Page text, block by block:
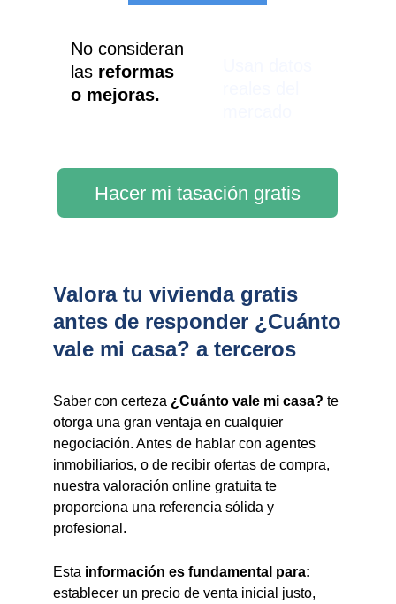
Hacer mi tasación gratis
No consideran
las reformas
o mejoras.
Valora tu vivienda gratis
antes de responder ¿Cuánto
vale mi casa? a terceros
Saber con certeza ¿Cuánto vale mi casa? te
otorga una gran ventaja en cualquier
negociación. Antes de hablar con agentes
inmobiliarios, o de recibir ofertas de compra,
nuestra valoración online gratuita te
proporciona una referencia sólida y
profesional.
Esta información es fundamental para:
establecer un precio de venta inicial justo,